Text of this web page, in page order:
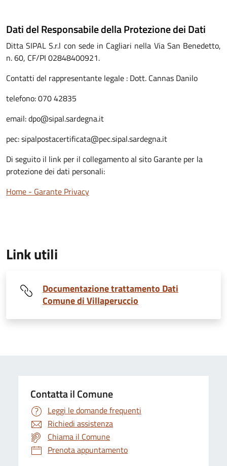
Dati del Responsabile della Protezione dei Dati
Ditta SIPAL S.r.l con sede in Cagliari nella Via San Benedetto,
n. 60, CF/PI 02848400921.
Contatti del rappresentante legale : Dott. Cannas Danilo
telefono: 070 42835
email: dpo@sipal.sardegna.it
pec: sipalpostacertificata@pec.sipal.sardegna.it
Di seguito il link per il collegamento al sito Garante per la
protezione dei dati personali:
Home - Garante Privacy
Link utili
Documentazione trattamento Dati
Comune di Villaperuccio
Contatta il Comune
Leggi le domande frequenti
Richiedi assistenza
Chiama il Comune
Prenota appuntamento